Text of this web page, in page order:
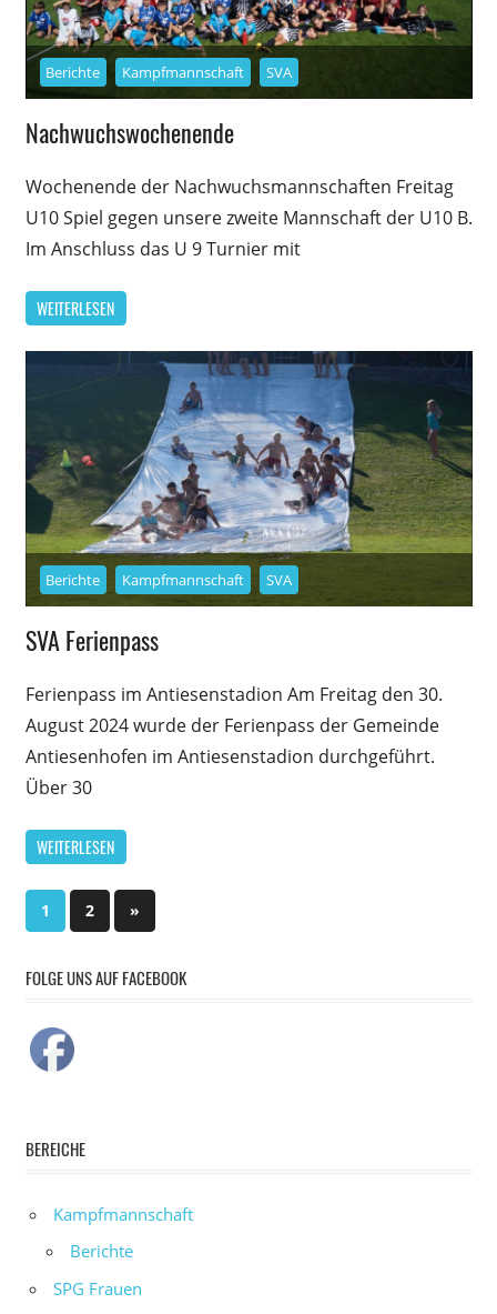
Berichte Kampfmannschaft SVA
Nachwuchswochenende
Wochenende der Nachwuchsmannschaften Freitag
U10 Spiel gegen unsere zweite Mannschaft der U10 B.
Im Anschluss das U 9 Turnier mit
WEITERLESEN
Berichte Kampfmannschaft SVA
SVA Ferienpass
Ferienpass im Antiesenstadion Am Freitag den 30.
August 2024 wurde der Ferienpass der Gemeinde
Antiesenhofen im Antiesenstadion durchgeführt.
Über 30
WEITERLESEN
Beitragsnavigation
1 2
Nächste
Beiträge
»
FOLGE UNS AUF FACEBOOK
BEREICHE
Kampfmannschaft
Berichte
SPG Frauen